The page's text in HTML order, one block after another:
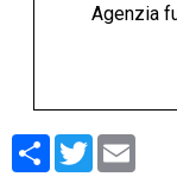
Agenzia
Condividi
Twitter